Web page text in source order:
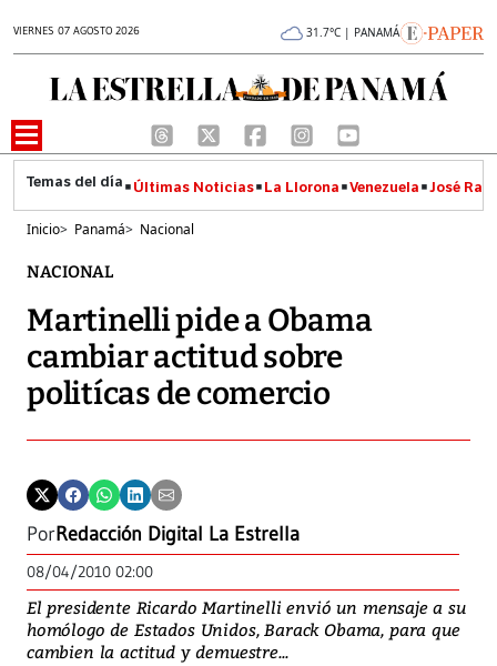
VIERNES 07 AGOSTO 2026 31.7°C | PANAMÁ
Últimas Noticias La Llorona Venezuela José
Inicio> Panamá> Nacional
NACIONAL
Martinelli pide a Obama
cambiar actitud sobre
politícas de comercio
PorRedacción Digital La Estrella
08/04/2010 02:00
El presidente Ricardo Martinelli envió un mensaje a su
homólogo de Estados Unidos, Barack Obama, para que
cambien la actitud y demuestre...